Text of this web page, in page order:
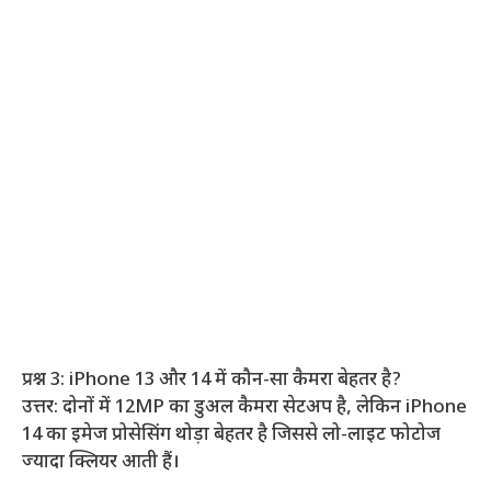
प्रश्न 3: iPhone 13 और 14 में कौन-सा कैमरा बेहतर है?
उत्तर: दोनों में 12MP का डुअल कैमरा सेटअप है, लेकिन iPhone
14 का इमेज प्रोसेसिंग थोड़ा बेहतर है जिससे लो-लाइट फोटोज
ज्यादा क्लियर आती हैं।